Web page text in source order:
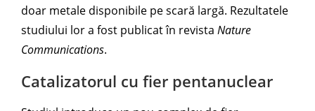
doar metale disponibile pe scară largă. Rezultatele
studiului lor a fost publicat în revista Nature
Communications.
Catalizatorul cu fier pentanuclear